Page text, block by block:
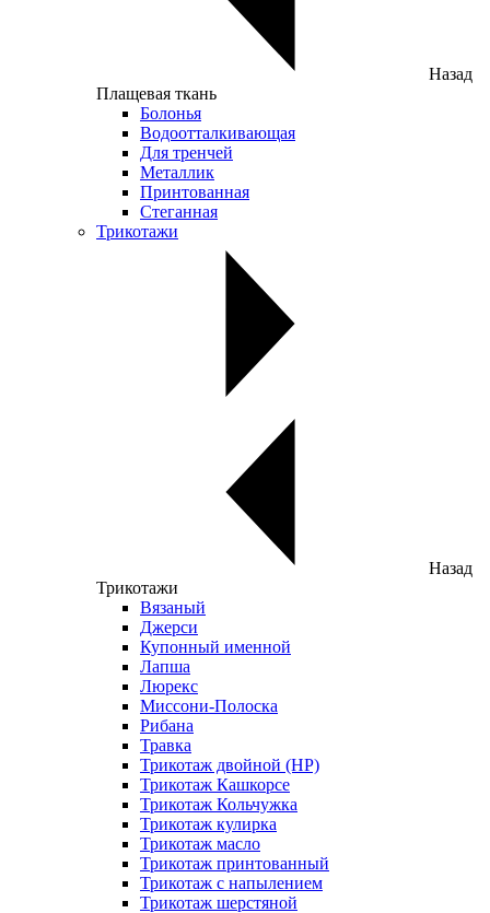
Назад
Плащевая ткань
Болонья
Водоотталкивающая
Для тренчей
Металлик
Принтованная
Стеганная
Трикотажи
Назад
Трикотажи
Вязаный
Джерси
Купонный именной
Лапша
Люрекс
Миссони-Полоска
Рибана
Травка
Трикотаж двойной (НР)
Трикотаж Кашкорсе
Трикотаж Кольчужка
Трикотаж кулирка
Трикотаж масло
Трикотаж принтованный
Трикотаж с напылением
Трикотаж шерстяной